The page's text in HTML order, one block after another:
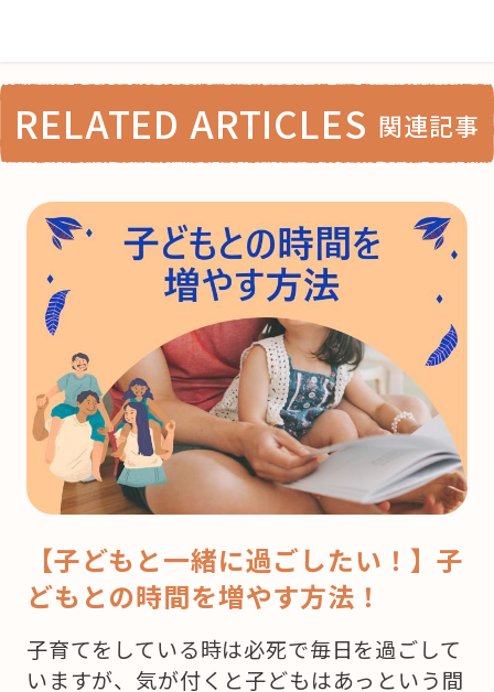
RELATED ARTICLES 関連記事
【子どもと一緒に過ごしたい！】子
どもとの時間を増やす方法！
子育てをしている時は必死で毎日を過ごして
いますが、気が付くと子どもはあっという間